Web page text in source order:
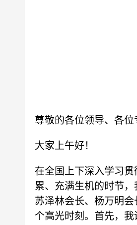
尊敬的各位领导、各位
大家上午好！
在全国上下深入学习
累、充满生机的时节
苏泽林会长、杨万明
个高光时刻。首先，